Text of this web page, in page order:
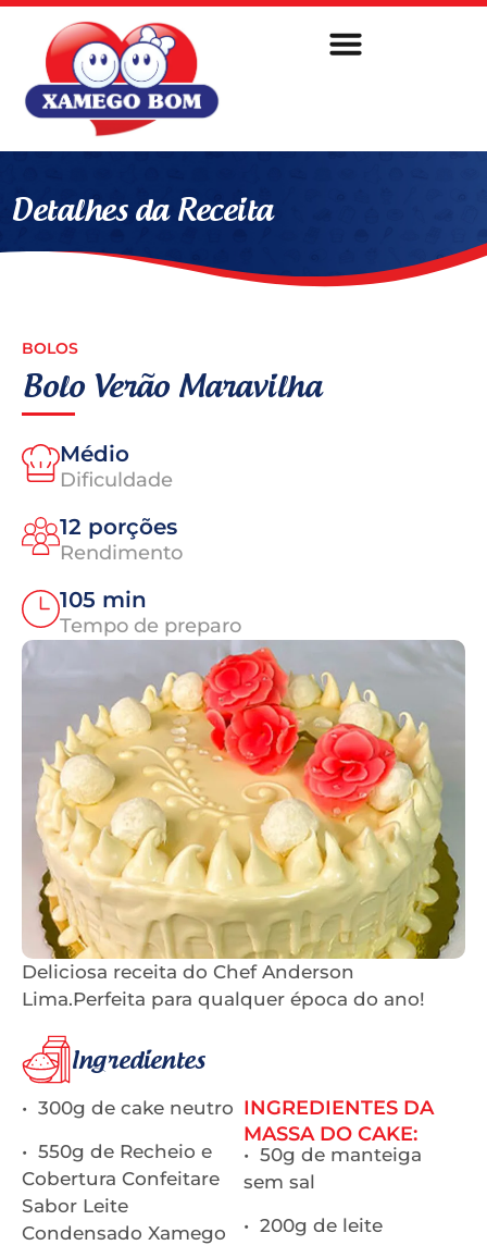
Detalhes da Receita
BOLOS
Bolo Verão Maravilha
Médio
Dificuldade
12 porções
Rendimento
105 min
Tempo de preparo
Deliciosa receita do Chef Anderson
Lima.Perfeita para qualquer época do ano!
Ingredientes
• 300g de cake neutro
• 550g de Recheio e
Cobertura Confeitare
Sabor Leite
Condensado Xamego
INGREDIENTES DA
MASSA DO CAKE:
• 50g de manteiga
sem sal
• 200g de leite